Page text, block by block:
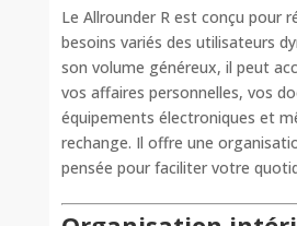
Le Allrounder R est conçu pour
besoins variés des utilisateurs
son volume généreux, il peut
vos affaires personnelles, vos
équipements électroniques et
rechange. Il offre une
pensée pour faciliter votre